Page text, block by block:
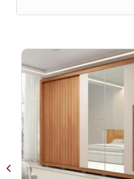
Observações importantes:
- Pode haver alguma diferença
- As imagens são meramente
- Ao receber a mercadoria, o
- Montagem, desmontagem e
transporte por guincho em
- Confira as dimensões do